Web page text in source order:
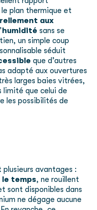
plan thermique et
aux
humidité sans se
un simple coup
séduit
que d’autres
adapté aux ouvertures
larges baies vitrées,
limité que celui de
les possibilités de
avantages :
temps, ne rouillent
sont disponibles dans
ne dégage aucune